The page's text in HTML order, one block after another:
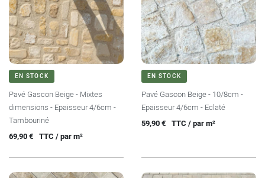
EN STOCK
Pavé Gascon Beige - Mixtes
dimensions - Epaisseur 4/6cm -
Tambouriné
Prix
69,90 € TTC / par m²
EN STOCK
Pavé Gascon Beige - 10/8cm -
Epaisseur 4/6cm - Eclaté
Prix
59,90 € TTC / par m²